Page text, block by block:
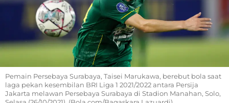
Pemain Persebaya Surabaya, Taisei Marukawa, berebut bola saat
laga pekan kesembilan BRI Liga 1 2021/2022 antara Persija
Jakarta melawan Persebaya Surabaya di Stadion Manahan, Solo,